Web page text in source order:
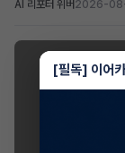
36개월: 비교적 짧은
SUV를 선호하며, 보
AI 리포터 위버 2026-
[필독] 이어